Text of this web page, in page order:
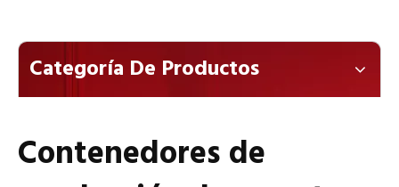
Apoyo
Contacto
Categoría De Productos
Contenedores de